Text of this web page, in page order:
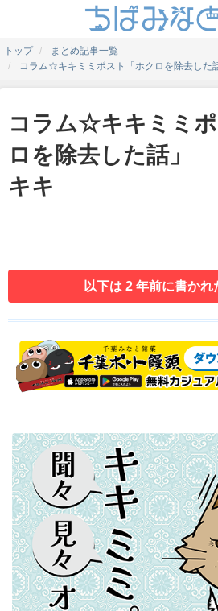
トップ
まとめ記事一覧
コラム☆キキミミポスト「ホクロを除去した
コラム☆キキミミ
ロを除去した話」
キキ
以下は 2 年前に書かれ